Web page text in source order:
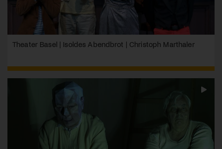
Theater Basel | Isoldes Abendbrot | Christoph Marthaler